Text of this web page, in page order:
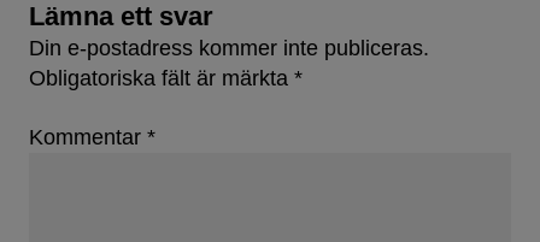
Lämna ett svar
Din e-postadress kommer inte publiceras.
Obligatoriska fält är märkta *
Kommentar *